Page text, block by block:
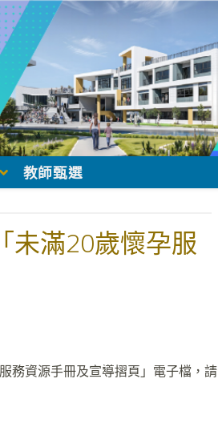
教師甄選
未滿20歲懷孕服
務資源手冊及宣導摺頁」電子檔，請